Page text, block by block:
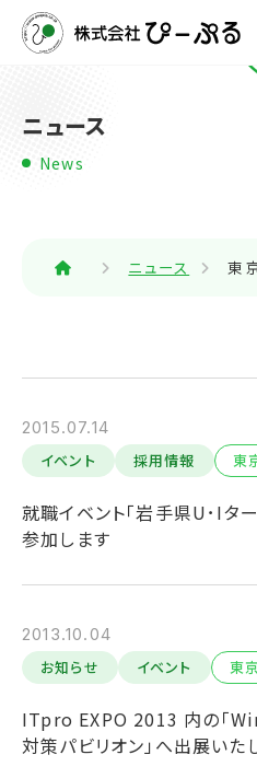
ニュース
News
ニュース 東
2015.07.14
イベント
採用情報 東
就職イベント「岩手県U･Iタ
参加します
2013.10.04
お知らせ
イベント 東
ITpro EXPO 2013 内の「
対策パビリオン」へ出展いた